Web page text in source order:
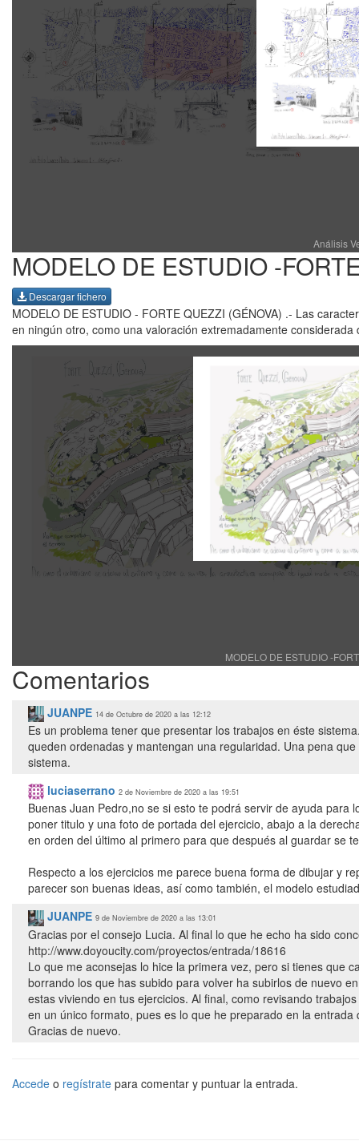
Análisis
MODELO DE ESTUDIO -
Descargar fichero
MODELO DE ESTUDIO - FORTE QUEZZI (GÉNOVA) .- Las
en ningún otro, como una valoración extremadamente
MODELO DE ESTUDIO -
Comentarios
JUANPE 14 de Octubre de 2020 a las 12:12
Es un problema tener que presentar los trabajos en éste
queden ordenadas y mantengan una regularidad. Una pena
sistema.
luciaserrano 2 de Noviembre de 2020 a las 19:51
Buenas Juan Pedro,no se si esto te podrá servir de ayuda
poner titulo y una foto de portada del ejercicio, abajo a la
en orden del último al primero para que después al guardar se
Respecto a los ejercicios me parece buena forma de dibujar y
parecer son buenas ideas, así como también, el modelo
JUANPE 9 de Noviembre de 2020 a las 13:01
Gracias por el consejo Lucia. Al final lo que he echo ha sido
http://www.doyoucity.com/proyectos/entrada/18616
Lo que me aconsejas lo hice la primera vez, pero si tienes que
borrando los que has subido para volver ha subirlos de nuevo
estas viviendo en tus ejercicios. Al final, como revisando
en un único formato, pues es lo que he preparado en la entrada
Accede o regístrate para comentar y puntuar la entrada.